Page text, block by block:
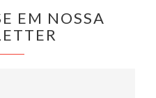
EM NOSSA